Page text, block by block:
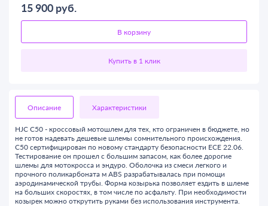
15 900 руб.
В корзину
Описание Характеристики
HJC C50 - кроссовый мотошлем для тех, кто ограничен в бюджете, но
не готов надевать дешевые шлемы сомнительного происхождения.
C50 сертифицирован по новому стандарту безопасности ECE 22.06.
Тестирование он прошел с большим запасом, как более дорогие
шлемы для мотокросса и эндуро. Оболочка из смеси легкого и
прочного поликарбоната м ABS разрабатывалась при помощи
аэродинамической трубы. Форма козырька позволяет ездить в шлеме
на больших скоростях, в том числе по асфальту. При необходимости
козырек можно открутить руками без использования инструмента.